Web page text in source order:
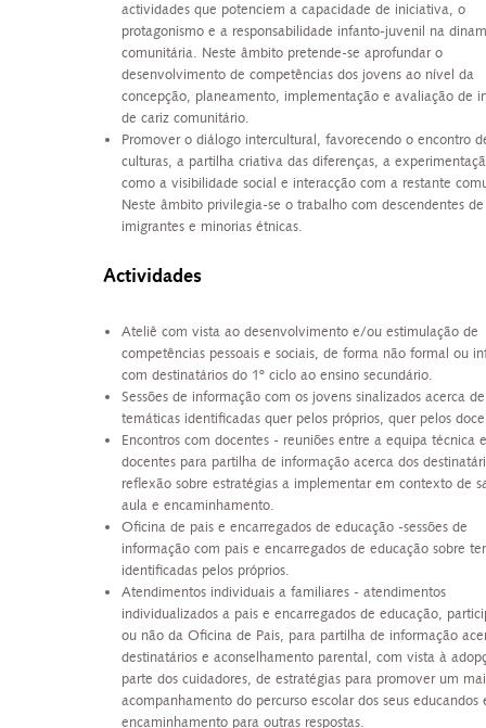
actividades que potenciem a capacidade de iniciativa, o
protagonismo e a responsabilidade infanto-juvenil na
comunitária. Neste âmbito pretende-se aprofundar o
desenvolvimento de competências dos jovens ao nível da
concepção, planeamento, implementação e avaliação de
de cariz comunitário.
Promover o diálogo intercultural, favorecendo o encontro
culturas, a partilha criativa das diferenças, a
como a visibilidade social e interacção com a restante
Neste âmbito privilegia-se o trabalho com descendentes de
imigrantes e minorias étnicas.
Actividades
Ateliê com vista ao desenvolvimento e/ou estimulação de
competências pessoais e sociais, de forma não formal ou
com destinatários do 1º ciclo ao ensino secundário.
Sessões de informação com os jovens sinalizados acerca de
temáticas identificadas quer pelos próprios, quer pelos
Encontros com docentes - reuniões entre a equipa técnica
docentes para partilha de informação acerca dos
reflexão sobre estratégias a implementar em contexto de
aula e encaminhamento.
Oficina de pais e encarregados de educação -sessões de
informação com pais e encarregados de educação sobre
identificadas pelos próprios.
Atendimentos individuais a familiares - atendimentos
individualizados a pais e encarregados de educação,
ou não da Oficina de Pais, para partilha de informação
destinatários e aconselhamento parental, com vista à
parte dos cuidadores, de estratégias para promover um
acompanhamento do percurso escolar dos seus educandos
encaminhamento para outras respostas.